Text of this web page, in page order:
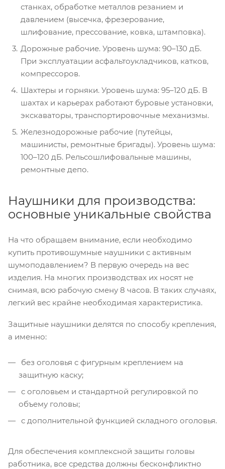
станках, обработке металлов резанием и
давлением (высечка, фрезерование,
шлифование, прессование, ковка, штамповка).
Дорожные рабочие. Уровень шума: 90–130 дБ.
При эксплуатации асфальтоукладчиков, катков,
компрессоров.
Шахтеры и горняки. Уровень шума: 95–120 дБ. В
шахтах и карьерах работают буровые установки,
экскаваторы, транспортировочные механизмы.
Железнодорожные рабочие (путейцы,
машинисты, ремонтные бригады). Уровень шума:
100–120 дБ. Рельсошлифовальные машины,
ремонтные депо.
Наушники для производства:
основные уникальные свойства
На что обращаем внимание, если необходимо
купить противошумные наушники с активным
шумоподавлением? В первую очередь на вес
изделия. На многих производствах их носят не
снимая, всю рабочую смену 8 часов. В таких случаях,
легкий вес крайне необходимая характеристика.
Защитные наушники делятся по способу крепления,
а именно:
без оголовья с фигурным креплением на
защитную каску;
с оголовьем и стандартной регулировкой по
объему головы;
с дополнительной функцией складного оголовья.
Для обеспечения комплексной защиты головы
работника, все средства должны бесконфликтно